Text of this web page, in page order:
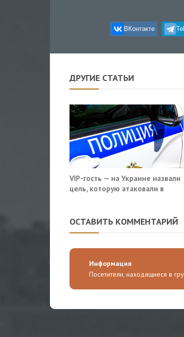
ВКонтакте
ДРУГИЕ СТАТЬИ
VIP-гость — на Украине назвали
цель, которую атаковали в
ОСТАВИТЬ КОММЕНТАРИЙ
Информация
Посетители, находящиеся в